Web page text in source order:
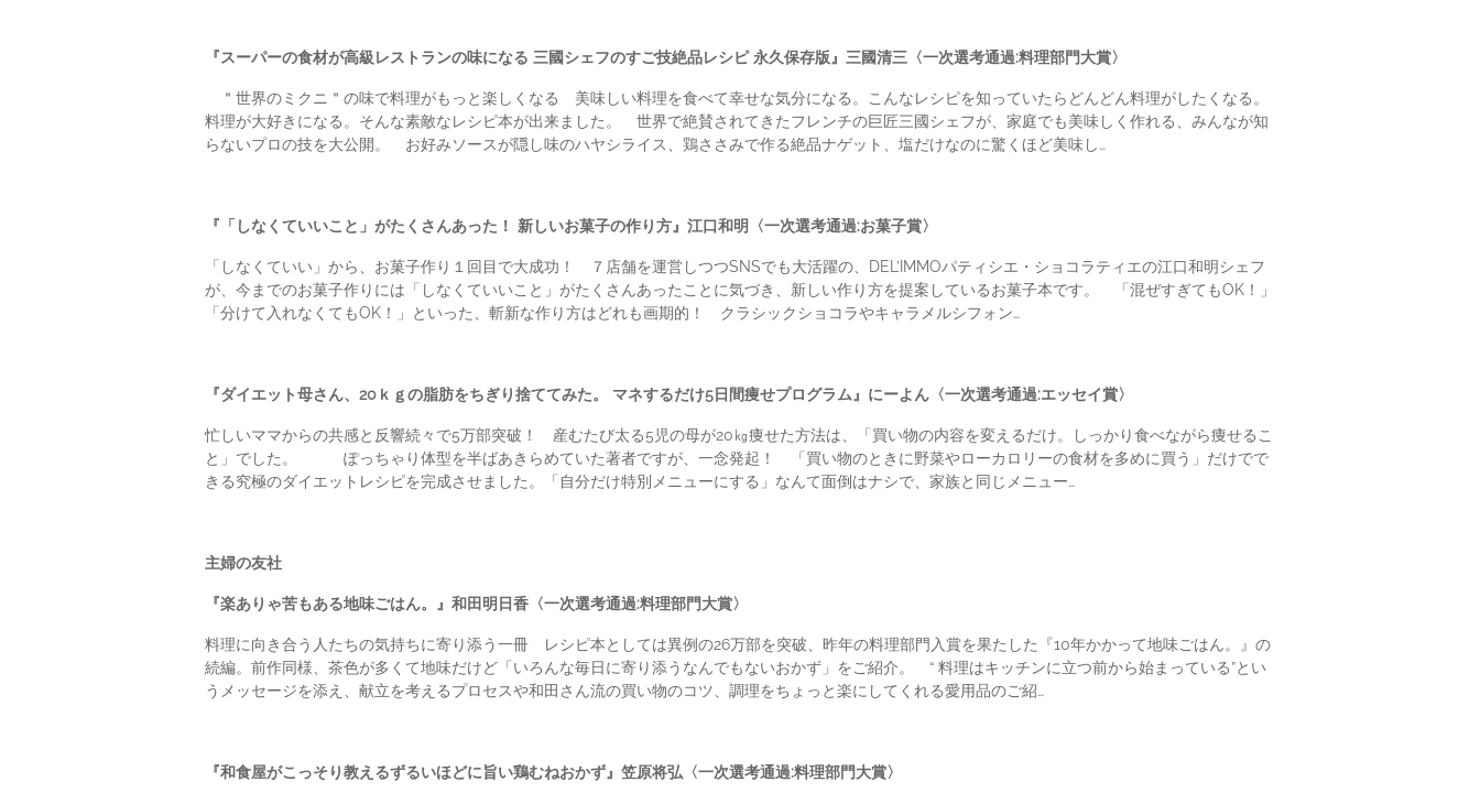
『スーパーの食材が高級レストランの味になる 三國シェフのすご技絶品レシピ 永久保存版』三國清三〈一次選考通過:料理部門大賞〉
＂世界のミクニ＂の味で料理がもっと楽しくなる 美味しい料理を食べて幸せな気分になる。こんなレシピを知っていたらどんどん料理がしたくなる。
料理が大好きになる。そんな素敵なレシピ本が出来ました。 世界で絶賛されてきたフレンチの巨匠三國シェフが、家庭でも美味しく作れる、みんなが知
らないプロの技を大公開。 お好みソースが隠し味のハヤシライス、鶏ささみで作る絶品ナゲット、塩だけなのに驚くほど美味し…
『「しなくていいこと」がたくさんあった！ 新しいお菓子の作り方』江口和明〈一次選考通過:お菓子賞〉
「しなくていい」から、お菓子作り１回目で大成功！ ７店舗を運営しつつSNSでも大活躍の、DEL’IMMOパティシエ・ショコラティエの江口和明シェフ
が、今までのお菓子作りには「しなくていいこと」がたくさんあったことに気づき、新しい作り方を提案しているお菓子本です。 「混ぜすぎてもOK！」
「分けて入れなくてもOK！」といった、斬新な作り方はどれも画期的！ クラシックショコラやキャラメルシフォン…
『ダイエット母さん、20ｋｇの脂肪をちぎり捨ててみた。 マネするだけ5日間痩せプログラム』にーよん〈一次選考通過:エッセイ賞〉
忙しいママからの共感と反響続々で5万部突破！ 産むたび太る5児の母が20㎏痩せた方法は、「買い物の内容を変えるだけ。しっかり食べながら痩せるこ
と」でした。 ぽっちゃり体型を半ばあきらめていた著者ですが、一念発起！ 「買い物のときに野菜やローカロリーの食材を多めに買う」だけでで
きる究極のダイエットレシピを完成させました。「自分だけ特別メニューにする」なんて面倒はナシで、家族と同じメニュー…
主婦の友社
『楽ありゃ苦もある地味ごはん。』和田明日香〈一次選考通過:料理部門大賞〉
料理に向き合う人たちの気持ちに寄り添う一冊 レシピ本としては異例の26万部を突破、昨年の料理部門入賞を果たした『10年かかって地味ごはん。』の
続編。前作同様、茶色が多くて地味だけど「いろんな毎日に寄り添うなんでもないおかず」をご紹介。 “ 料理はキッチンに立つ前から始まっている”とい
うメッセージを添え、献立を考えるプロセスや和田さん流の買い物のコツ、調理をちょっと楽にしてくれる愛用品のご紹…
『和食屋がこっそり教えるずるいほどに旨い鶏むねおかず』笠原将弘〈一次選考通過:料理部門大賞〉